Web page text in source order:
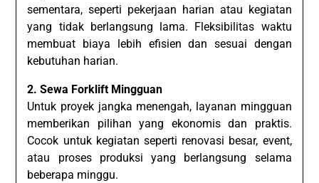
sementara, seperti pekerjaan harian atau kegiatan
yang tidak berlangsung lama. Fleksibilitas waktu
membuat biaya lebih efisien dan sesuai dengan
kebutuhan harian.
2. Sewa Forklift Mingguan
Untuk proyek jangka menengah, layanan mingguan
memberikan pilihan yang ekonomis dan praktis.
Cocok untuk kegiatan seperti renovasi besar, event,
atau proses produksi yang berlangsung selama
beberapa minggu.